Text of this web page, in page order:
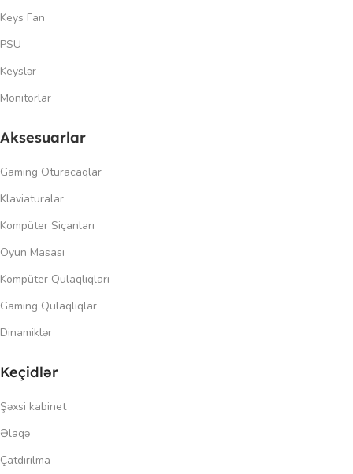
Keys Fan
PSU
Keyslər
Monitorlar
Aksesuarlar
Gaming Oturacaqlar
Klaviaturalar
Kompüter Siçanları
Oyun Masası
Kompüter Qulaqlıqları
Gaming Qulaqlıqlar
Dinamiklər
Keçidlər
Şəxsi kabinet
Əlaqə
Çatdırılma